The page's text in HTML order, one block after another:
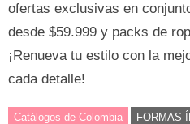
ofertas exclusivas en
desde $59.999 y packs de
¡Renueva tu estilo con la
cada detalle!
Catálogos de Colombia FORMAS